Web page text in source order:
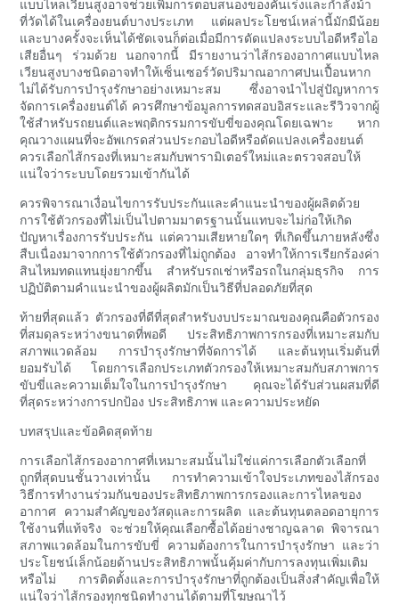
แบบไหลเวียนสูงอาจช่วยเพิ่มการตอบสนองของคันเร่งและกำลังม้า
ที่วัดได้ในเครื่องยนต์บางประเภท แต่ผลประโยชน์เหล่านี้มักมีน้อย
และบางครั้งจะเห็นได้ชัดเจนก็ต่อเมื่อมีการดัดแปลงระบบไอดีหรือไอ
เสียอื่นๆ ร่วมด้วย นอกจากนี้ มีรายงานว่าไส้กรองอากาศแบบไหล
เวียนสูงบางชนิดอาจทำให้เซ็นเซอร์วัดปริมาณอากาศปนเปื้อนหาก
ไม่ได้รับการบำรุงรักษาอย่างเหมาะสม ซึ่งอาจนำไปสู่ปัญหาการ
จัดการเครื่องยนต์ได้ ควรศึกษาข้อมูลการทดสอบอิสระและรีวิวจากผู้
ใช้สำหรับรถยนต์และพฤติกรรมการขับขี่ของคุณโดยเฉพาะ หาก
คุณวางแผนที่จะอัพเกรดส่วนประกอบไอดีหรือดัดแปลงเครื่องยนต์
ควรเลือกไส้กรองที่เหมาะสมกับพารามิเตอร์ใหม่และตรวจสอบให้
แน่ใจว่าระบบโดยรวมเข้ากันได้
ควรพิจารณาเงื่อนไขการรับประกันและคำแนะนำของผู้ผลิตด้วย
การใช้ตัวกรองที่ไม่เป็นไปตามมาตรฐานนั้นแทบจะไม่ก่อให้เกิด
ปัญหาเรื่องการรับประกัน แต่ความเสียหายใดๆ ที่เกิดขึ้นภายหลังซึ่ง
สืบเนื่องมาจากการใช้ตัวกรองที่ไม่ถูกต้อง อาจทำให้การเรียกร้องค่า
สินไหมทดแทนยุ่งยากขึ้น สำหรับรถเช่าหรือรถในกลุ่มธุรกิจ การ
ปฏิบัติตามคำแนะนำของผู้ผลิตมักเป็นวิธีที่ปลอดภัยที่สุด
ท้ายที่สุดแล้ว ตัวกรองที่ดีที่สุดสำหรับงบประมาณของคุณคือตัวกรอง
ที่สมดุลระหว่างขนาดที่พอดี ประสิทธิภาพการกรองที่เหมาะสมกับ
สภาพแวดล้อม การบำรุงรักษาที่จัดการได้ และต้นทุนเริ่มต้นที่
ยอมรับได้ โดยการเลือกประเภทตัวกรองให้เหมาะสมกับสภาพการ
ขับขี่และความเต็มใจในการบำรุงรักษา คุณจะได้รับส่วนผสมที่ดี
ที่สุดระหว่างการปกป้อง ประสิทธิภาพ และความประหยัด
บทสรุปและข้อคิดสุดท้าย
การเลือกไส้กรองอากาศที่เหมาะสมนั้นไม่ใช่แค่การเลือกตัวเลือกที่
ถูกที่สุดบนชั้นวางเท่านั้น การทำความเข้าใจประเภทของไส้กรอง
วิธีการทำงานร่วมกันของประสิทธิภาพการกรองและการไหลของ
อากาศ ความสำคัญของวัสดุและการผลิต และต้นทุนตลอดอายุการ
ใช้งานที่แท้จริง จะช่วยให้คุณเลือกซื้อได้อย่างชาญฉลาด พิจารณา
สภาพแวดล้อมในการขับขี่ ความต้องการในการบำรุงรักษา และว่า
ประโยชน์เล็กน้อยด้านประสิทธิภาพนั้นคุ้มค่ากับการลงทุนเพิ่มเติม
หรือไม่ การติดตั้งและการบำรุงรักษาที่ถูกต้องเป็นสิ่งสำคัญเพื่อให้
แน่ใจว่าไส้กรองทุกชนิดทำงานได้ตามที่โฆษณาไว้